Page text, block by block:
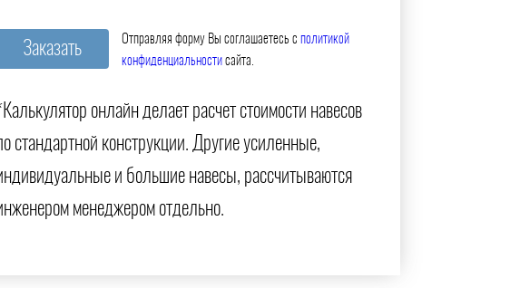
Отправляя форму Вы соглашаетесь с политикой
конфиденциальности сайта.
онлайн делает расчет стоимости навесов
стандартной конструкции. Другие усиленные,
и большие навесы, рассчитываются
менеджером отдельно.